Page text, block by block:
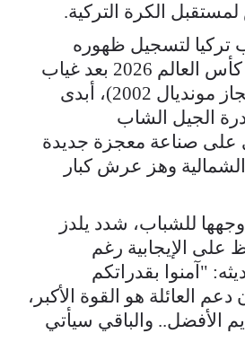
الكرة التركية.
تركيا لتسجيل ظهوره
التاريخي الأول في كأس العالم 2026 بعد غياب
دام 24 عاماً (منذ إنجاز مونديال 2002)، أبدى
الجيل الشاب
على صناعة معجزة جديدة
وهز عرش كبار
للشباب، شدد يلدز
الإيجابية رغم
"آمنوا بقدراتكم
دعم العائلة هو القوة الأكبر،
الأفضل.. والباقي سيأتي